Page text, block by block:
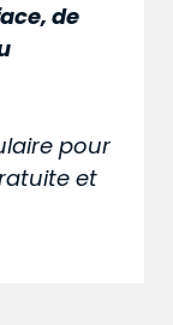
de
pour
et